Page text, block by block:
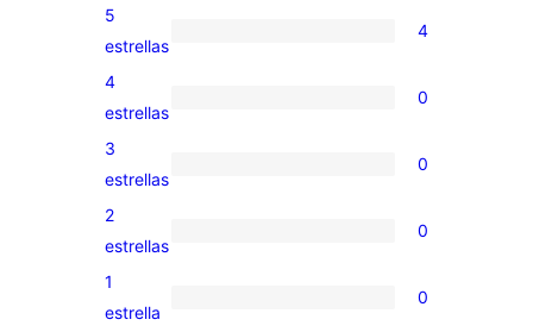
4
valoraciones
de
5
estrellas
4
0
valoraciones
de
4
estrellas
0
0
valoraciones
de
3
estrellas
0
0
valoraciones
de
2
estrellas
0
0
1
estrella
0